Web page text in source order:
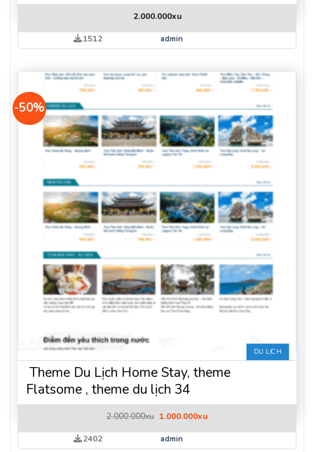
2.000.000xu
1512
admin
-50%
DU LỊCH
Theme Du Lịch Home Stay, theme
Flatsome , theme du lịch 34
2.000.000xu Giá
là:
2.000.000xu.
1.000.000xuGiá
tại
2402 admin